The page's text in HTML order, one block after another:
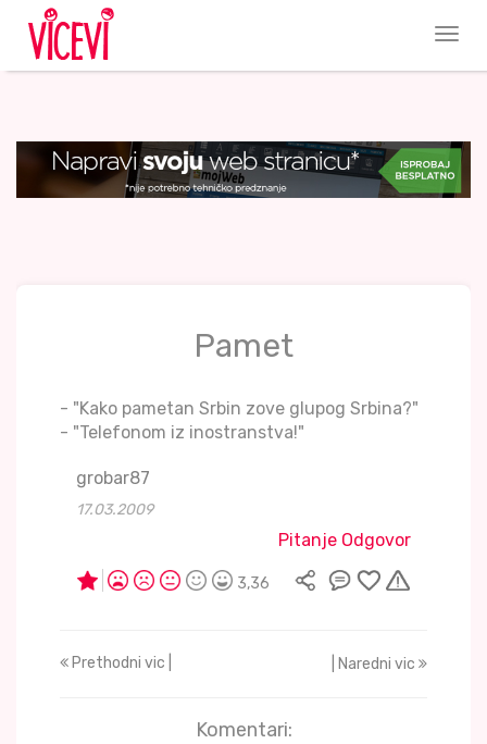
Pamet
- "Kako pametan Srbin zove glupog Srbina?"
- "Telefonom iz inostranstva!"
grobar87
17.03.2009
Pitanje Odgovor
3,36
Prethodni vic | | Naredni vic
Komentari: